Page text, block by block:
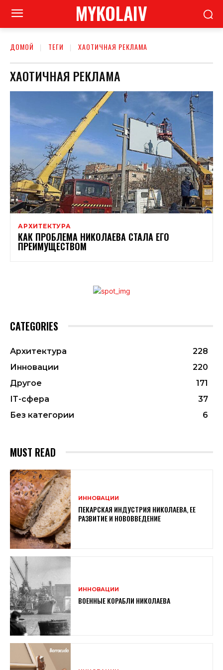
MYKOLAIV
ДОМОЙ ТЕГИ ХАОТИЧНАЯ РЕКЛАМА
ХАОТИЧНАЯ РЕКЛАМА
АРХИТЕКТУРА
КАК ПРОБЛЕМА НИКОЛАЕВА СТАЛА ЕГО
ПРЕИМУЩЕСТВОМ
CATEGORIES
Архитектура
228
Инновации
220
Другое
171
ІТ-сфера
37
Без категории
6
MUST READ
ИННОВАЦИИ
ПЕКАРСКАЯ ИНДУСТРИЯ НИКОЛАЕВА, ЕЕ
РАЗВИТИЕ И НОВОВВЕДЕНИЕ
ИННОВАЦИИ
ВОЕННЫЕ КОРАБЛИ НИКОЛАЕВА